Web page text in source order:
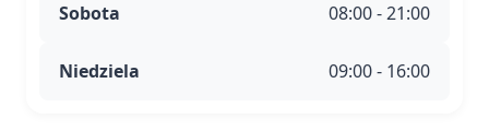
Sobota 08:00 - 21:00
Niedziela 09:00 - 16:00